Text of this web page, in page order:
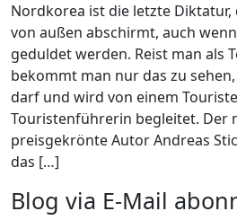
Nordkorea ist die letzte Diktatur,
von außen abschirmt, auch
geduldet werden. Reist man als
bekommt man nur das zu
darf und wird von einem
Touristenführerin begleitet. Der
preisgekrönte Autor Andreas
das […]
Blog via E-Mail